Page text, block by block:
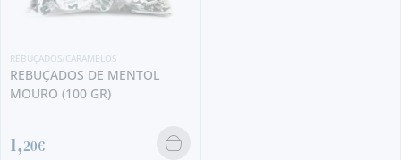
REBUÇADOS/CARAMELOS
REBUÇADOS DE MENTOL
MOURO (100 GR)
1,20€